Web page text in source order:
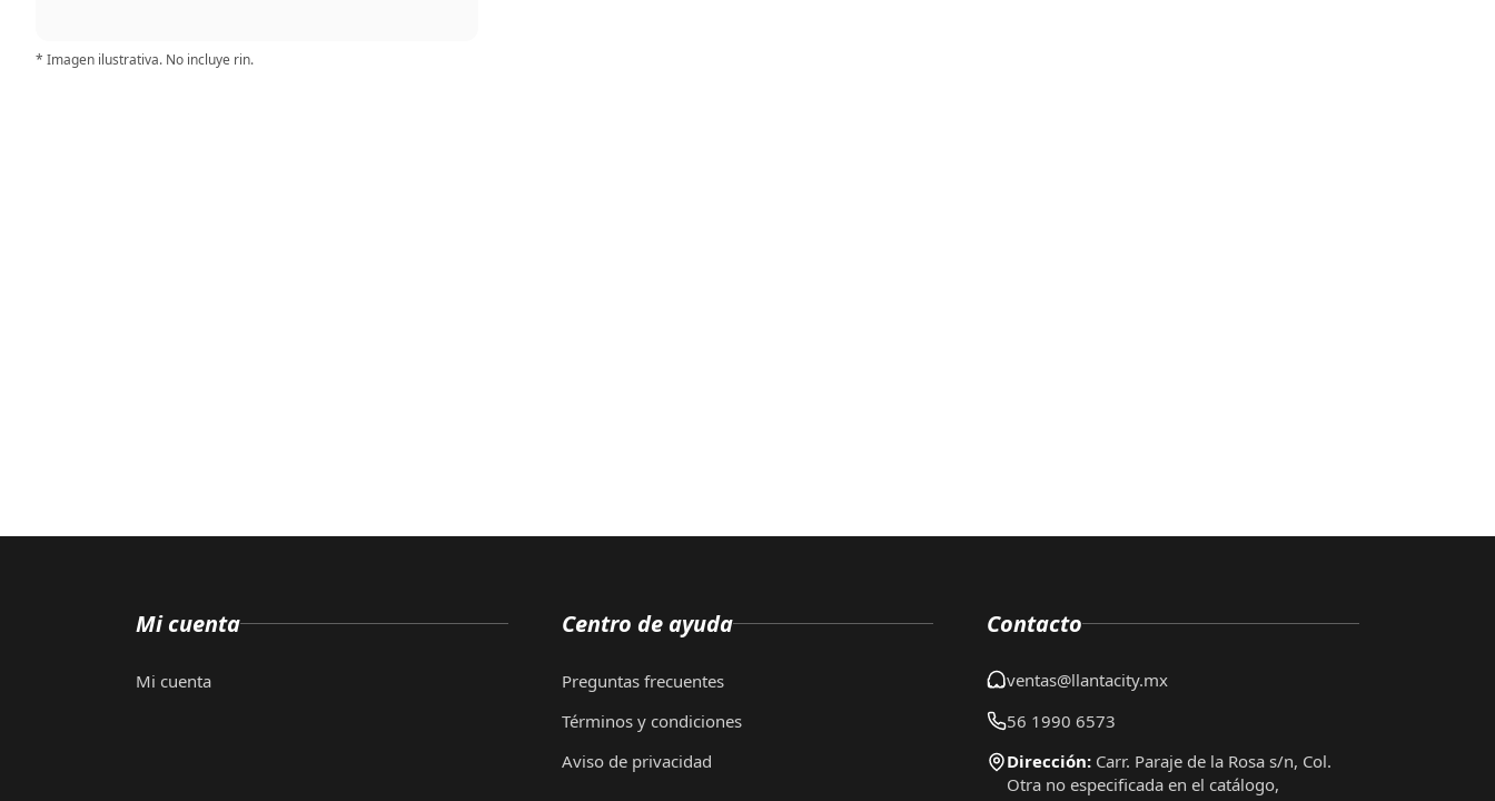
* Imagen ilustrativa. No incluye rin.
Mi cuenta
Mi cuenta
Centro de ayuda
Preguntas frecuentes
Términos y condiciones
Aviso de privacidad
Contacto
ventas@llantacity.mx
56 1990 6573
Dirección: Carr. Paraje de la Rosa s/n, Col.
Otra no especificada en el catálogo,